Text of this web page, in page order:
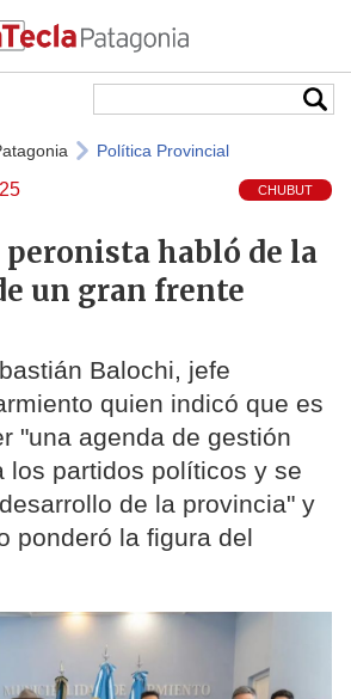
Política Provincial
CHUBUT
habló de la
un gran frente
Balochi, jefe
quien indicó que es
"una agenda de gestión
los partidos políticos y se
de la provincia" y
ponderó la figura del